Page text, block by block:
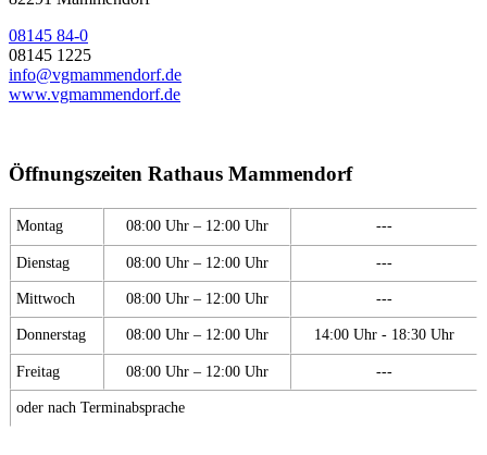
08145 84-0
08145 1225
info@vgmammendorf.de
www.vgmammendorf.de
Öffnungszeiten Rathaus Mammendorf
Montag 08:00 Uhr – 12:00 Uhr ---
Dienstag 08:00 Uhr – 12:00 Uhr ---
Mittwoch 08:00 Uhr – 12:00 Uhr ---
Donnerstag 08:00 Uhr – 12:00 Uhr 14:00 Uhr - 18:30 Uhr
Freitag 08:00 Uhr – 12:00 Uhr ---
oder nach Terminabsprache